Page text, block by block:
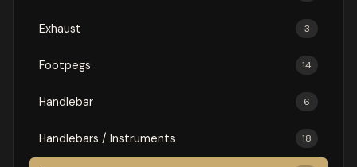
Exhaust 3
Footpegs 14
Handlebar 6
Handlebars / Instruments 18